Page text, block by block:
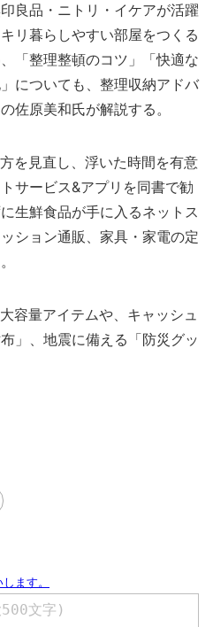
良品・ニトリ・イケアが活躍
リ暮らしやすい部屋をつくる
「整理整頓のコツ」「快適な
についても、整理収納アドバ
佐原美和氏が解説する。
を見直し、浮いた時間を有意
サービス&アプリを同書で勧
生鮮食品が手に入るネットス
ション通販、家具・家電の定
容量アイテムや、キャッシュ
」、地震に備える「防災グッ